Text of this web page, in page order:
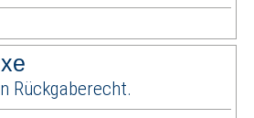
Rückgaberecht.